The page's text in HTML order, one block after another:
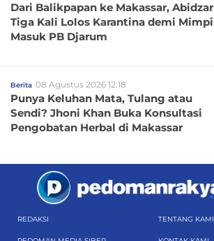
Dari Balikpapan ke Makassar, Abidzar
Tiga Kali Lolos Karantina demi Mimpi
Masuk PB Djarum
Berita 08 Agustus 2026 12:18
Punya Keluhan Mata, Tulang atau
Sendi? Jhoni Khan Buka Konsultasi
Pengobatan Herbal di Makassar
REDAKSI TENTANG KAMI